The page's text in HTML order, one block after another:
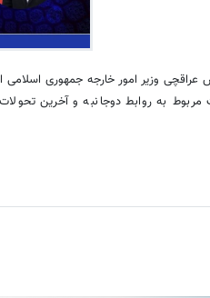
عراقچی وزیر امور خارجه جمهوری اسلامی
به روابط دوجانبه و آخرین